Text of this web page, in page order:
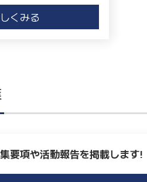
くみる
要項や活動報告を掲載します!